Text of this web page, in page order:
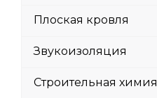
Плоская кровля
Звукоизоляция
Строительная химия